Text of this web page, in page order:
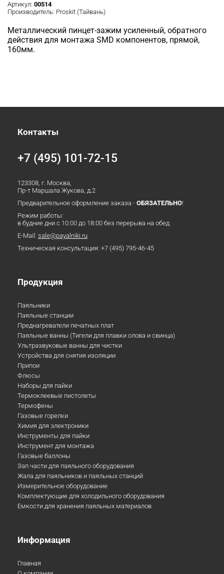
Артикул: 00514
Производитель: Proskit (Тайвань)
Металлический пинцет-зажим усиленный, обратного
действия для монтажа SMD компонентов, прямой,
160мм.
Контакты
+7 (495) 101-72-15
123308, г. Москва,
Пр-т Маршала Жукова, д.2
Предварительное оформление заказа - ОБЯЗАТЕЛЬНО!
Режим работы:
в будние дни с 10:00 до 18:00 без перерыва на обед
E-Mail: sale@payalniki.ru
Техническая консультация: +7 (495) 795-46-45
Продукция
Паяльники
Паяльные станции
Преднагреватели печатных плат
Паяльные ванны (Тигели для плавки олова и свинца)
Ультразвуковые ванны для чистки
Устройства для снятия изоляции
Припои
Флюсы
Наборы для пайки
Термоклеевые пистолеты
Термофены
Газовые горелки
Химия для электроники
Инструменты для пайки
Инструмент для монтажа
Газовые баллоны
Зап.части для паяльного оборудования
Жала для паяльников и паяльных станций
Измерительное оборудование
Комплектующие для холодильного оборудования
Емкости для хранения паяльных материалов
Информация
Главная